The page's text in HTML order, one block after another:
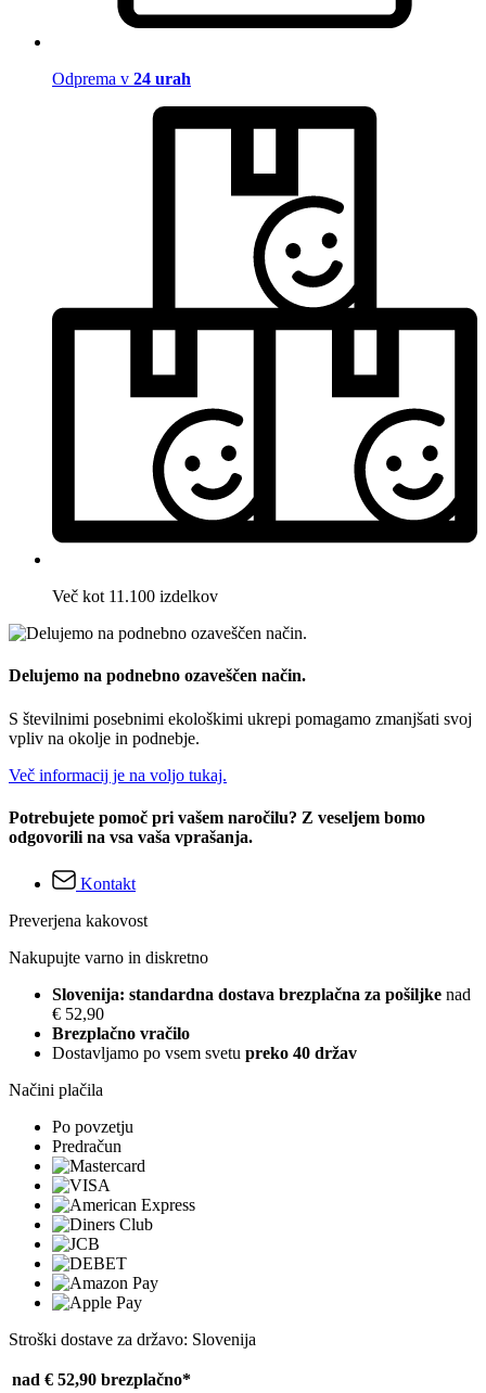
Odprema v 24 urah
Več kot 11.100 izdelkov
Delujemo na podnebno ozaveščen način.
S številnimi posebnimi ekološkimi ukrepi pomagamo zmanjšati svoj
vpliv na okolje in podnebje.
Več informacij je na voljo tukaj.
Potrebujete pomoč pri vašem naročilu? Z veseljem bomo
odgovorili na vsa vaša vprašanja.
Kontakt
Preverjena kakovost
Nakupujte varno in diskretno
Slovenija: standardna dostava brezplačna za pošiljke nad
€ 52,90
Brezplačno vračilo
Dostavljamo po vsem svetu preko 40 držav
Načini plačila
Po povzetju
Predračun
Stroški dostave za državo: Slovenija
nad € 52,90 brezplačno*